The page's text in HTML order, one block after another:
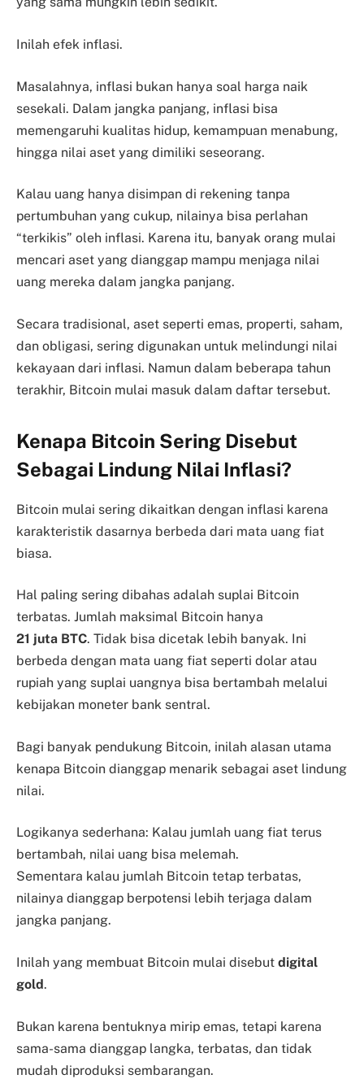
Inilah efek inflasi.
Masalahnya, inflasi bukan hanya soal harga naik
sesekali. Dalam jangka panjang, inflasi bisa
memengaruhi kualitas hidup, kemampuan menabung,
hingga nilai aset yang dimiliki seseorang.
Kalau uang hanya disimpan di rekening tanpa
pertumbuhan yang cukup, nilainya bisa perlahan
“terkikis” oleh inflasi. Karena itu, banyak orang mulai
mencari aset yang dianggap mampu menjaga nilai
uang mereka dalam jangka panjang.
Secara tradisional, aset seperti emas, properti, saham,
dan obligasi, sering digunakan untuk melindungi nilai
kekayaan dari inflasi. Namun dalam beberapa tahun
terakhir, Bitcoin mulai masuk dalam daftar tersebut.
Kenapa Bitcoin Sering Disebut
Sebagai Lindung Nilai Inflasi?
Bitcoin mulai sering dikaitkan dengan inflasi karena
karakteristik dasarnya berbeda dari mata uang fiat
biasa.
Hal paling sering dibahas adalah suplai Bitcoin
terbatas. Jumlah maksimal Bitcoin hanya
21 juta BTC. Tidak bisa dicetak lebih banyak. Ini
berbeda dengan mata uang fiat seperti dolar atau
rupiah yang suplai uangnya bisa bertambah melalui
kebijakan moneter bank sentral.
Bagi banyak pendukung Bitcoin, inilah alasan utama
kenapa Bitcoin dianggap menarik sebagai aset lindung
nilai.
Logikanya sederhana: Kalau jumlah uang fiat terus
bertambah, nilai uang bisa melemah.
Sementara kalau jumlah Bitcoin tetap terbatas,
nilainya dianggap berpotensi lebih terjaga dalam
jangka panjang.
Inilah yang membuat Bitcoin mulai disebut digital
gold.
Bukan karena bentuknya mirip emas, tetapi karena
sama-sama dianggap langka, terbatas, dan tidak
mudah diproduksi sembarangan.